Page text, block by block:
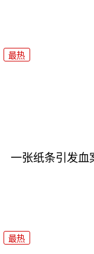
最热
一张纸条引发血
最热